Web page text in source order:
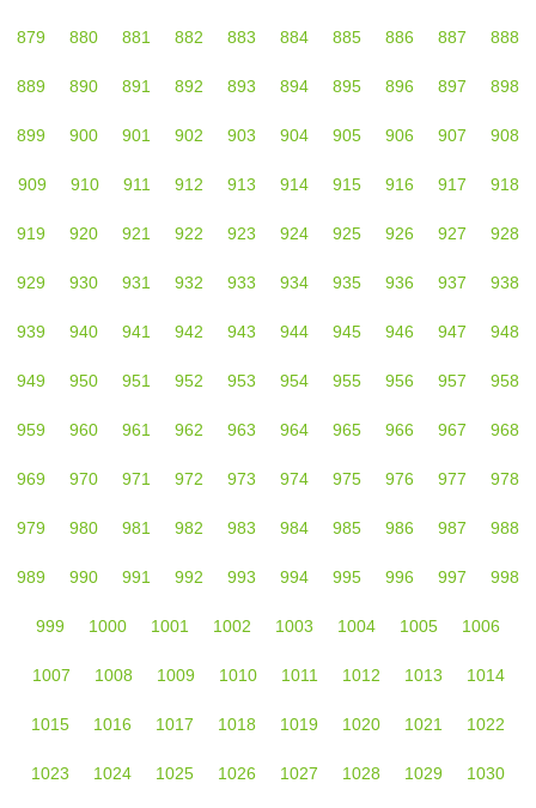
879 880 881 882 883 884 885 886 887 888
889 890 891 892 893 894 895 896 897 898
899 900 901 902 903 904 905 906 907 908
909 910 911 912 913 914 915 916 917 918
919 920 921 922 923 924 925 926 927 928
929 930 931 932 933 934 935 936 937 938
939 940 941 942 943 944 945 946 947 948
949 950 951 952 953 954 955 956 957 958
959 960 961 962 963 964 965 966 967 968
969 970 971 972 973 974 975 976 977 978
979 980 981 982 983 984 985 986 987 988
989 990 991 992 993 994 995 996 997 998
999 1000 1001 1002 1003 1004 1005 1006
1007 1008 1009 1010 1011 1012 1013 1014
1015 1016 1017 1018 1019 1020 1021 1022
1023 1024 1025 1026 1027 1028 1029 1030